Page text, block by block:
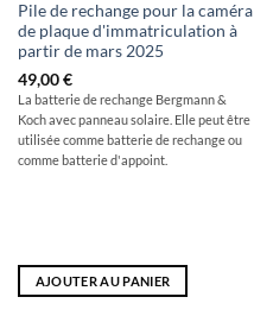
Pile de rechange pour la caméra
de plaque d'immatriculation à
partir de mars 2025
49,00€
La batterie de rechange Bergmann &
Koch avec panneau solaire. Elle peut être
utilisée comme batterie de rechange ou
comme batterie d'appoint.
AJOUTER AU PANIER